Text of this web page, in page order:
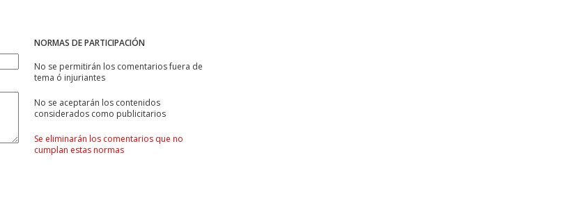
NORMAS DE PARTICIPACIÓN
No se permitirán los comentarios fuera de
tema ó injuriantes
No se aceptarán los contenidos
considerados como publicitarios
Se eliminarán los comentarios que no
cumplan estas normas